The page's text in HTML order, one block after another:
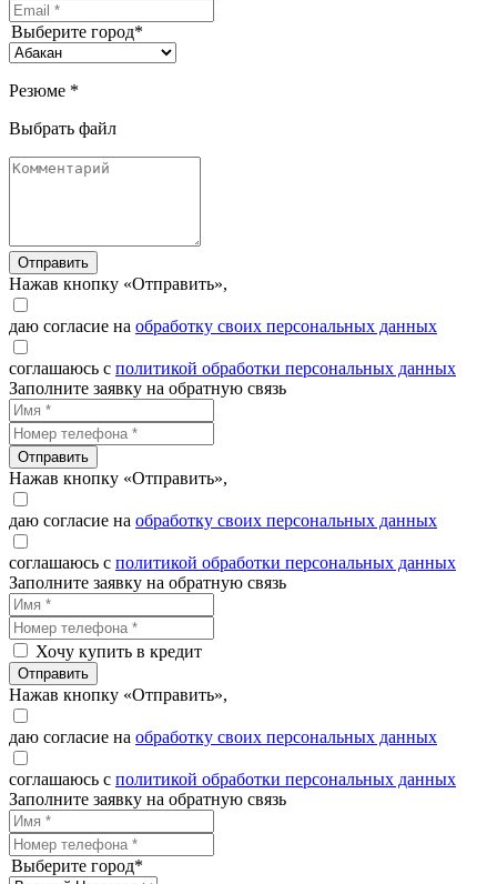
Выберите город*
Резюме *
Выбрать файл
Отправить
Нажав кнопку «Отправить»,
даю согласие на обработку своих персональных данных
соглашаюсь с политикой обработки персональных данных
Заполните заявку на обратную связь
Отправить
Нажав кнопку «Отправить»,
даю согласие на обработку своих персональных данных
соглашаюсь с политикой обработки персональных данных
Заполните заявку на обратную связь
Хочу купить в кредит
Отправить
Нажав кнопку «Отправить»,
даю согласие на обработку своих персональных данных
соглашаюсь с политикой обработки персональных данных
Заполните заявку на обратную связь
Выберите город*